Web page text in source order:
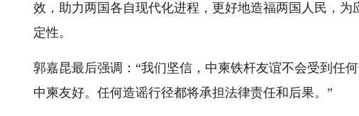
效，助力两国各自现代化进程，更好地造福两国人民，
定性。
郭嘉昆最后强调：“我们坚信，中柬铁杆友谊不会受到任
中柬友好。任何造谣行径都将承担法律责任和后果。”